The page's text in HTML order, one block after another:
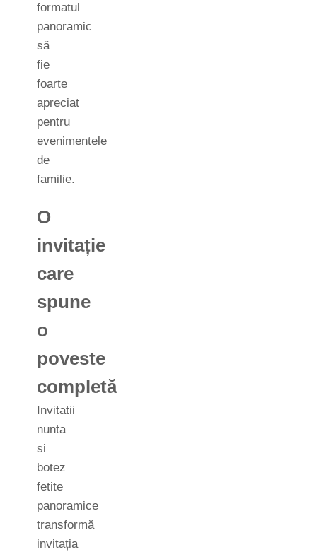
formatul
panoramic
să
fie
foarte
apreciat
pentru
evenimentele
de
familie.
O
invitație
care
spune
o
poveste
completă
Invitatii
nunta
si
botez
fetite
panoramice
transformă
invitația